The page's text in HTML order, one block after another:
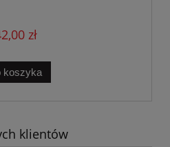
zł
koszyka
klientów